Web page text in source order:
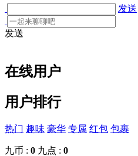
发送
发送
在线用户
用户排行
热门 趣味 豪华 专属 红包 包裹
九币 : 0 九点 : 0